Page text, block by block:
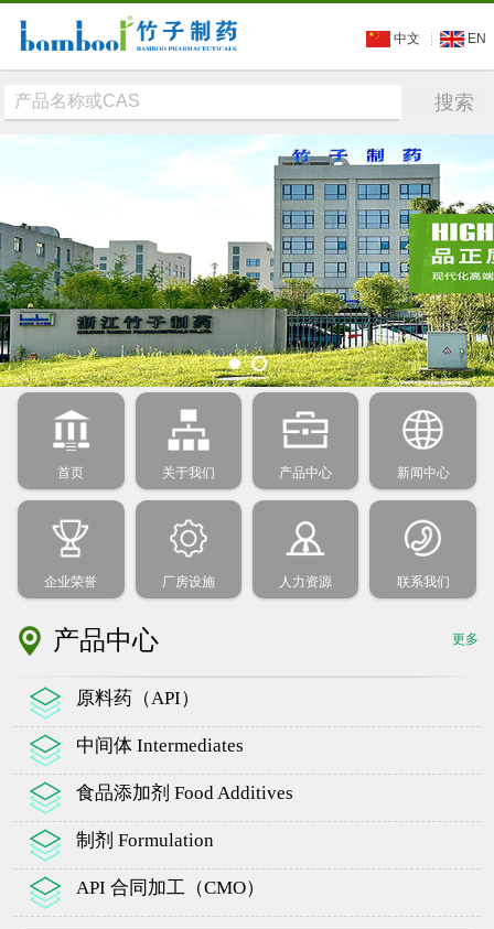
中文 EN
首页 关于我们 产品中心 新闻中心
企业荣誉 厂房设施 人力资源 联系我们
产品中心 更多
原料药（API）
中间体 Intermediates
食品添加剂 Food Additives
制剂 Formulation
API 合同加工（CMO）